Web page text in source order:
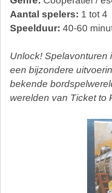
Aantal spelers: 1 tot 4
Speelduur: 40-60
Unlock! Spelavonturen
een bijzondere
bekende
werelden van Ticket to